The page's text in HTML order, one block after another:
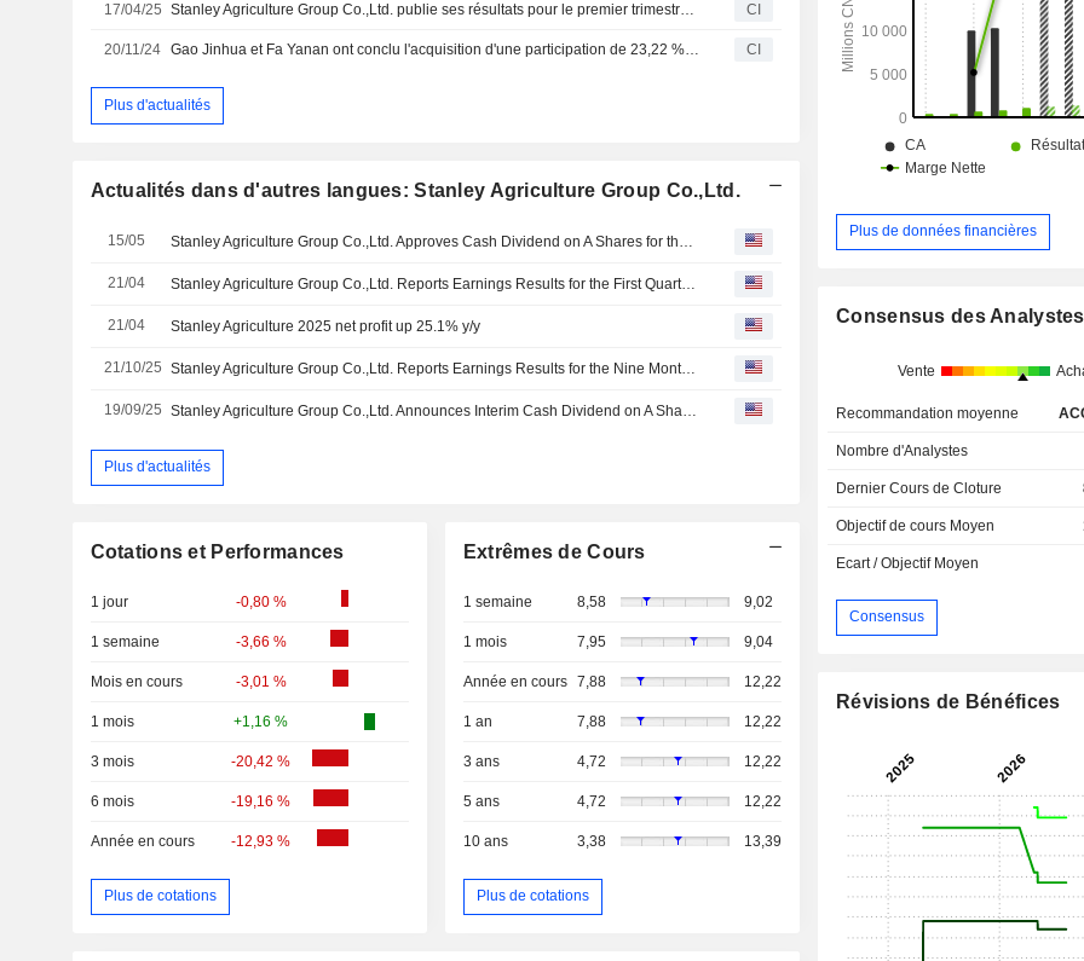
17/04/25 Stanley Agriculture Group Co.,Ltd. publie ses résultats pour le premier trimestre clos le 31 mars 2025 CI
20/11/24 Gao Jinhua et Fa Yanan ont conclu l'acquisition d'une participation de 23,22 % dans Stanley Agriculture Group Co, Ltd. (SZSE:002588) auprès de Gao Wenban. CI
Plus d'actualités
Actualités dans d'autres langues: Stanley Agriculture Group Co.,Ltd.
15/05
21/04
21/04 Stanley Agriculture 2025 net profit up 25.1% y/y
21/10/25
19/09/25
Plus d'actualités
Cotations et Performances
1 jour -0,80 %
1 semaine -3,66 %
Mois en cours -3,01 %
1 mois +1,16 %
3 mois -20,42 %
6 mois -19,16 %
Année en cours -12,93 %
Plus de cotations
Extrêmes de Cours
1 semaine 8,58 9,02
1 mois 7,95 9,04
Année en cours 7,88 12,22
1 an 7,88 12,22
3 ans 4,72 12,22
5 ans 4,72 12,22
10 ans 3,38 13,39
Plus de cotations
Plus de données financières
Consensus des Analystes
Vente
Recommandation moyenne
Nombre d'Analystes
Dernier Cours de Cloture
Objectif de cours Moyen
Ecart / Objectif Moyen
Consensus
Révisions de Bénéfices